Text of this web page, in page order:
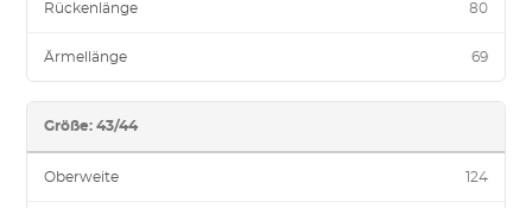
Rückenlänge 80
Ärmellänge 69
Größe: 43/44
Oberweite 124